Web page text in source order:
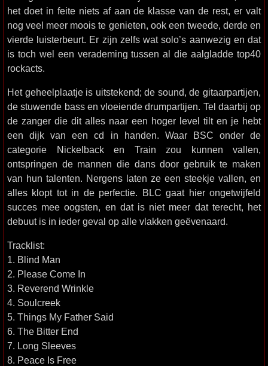
het doet in feite niets af aan de klasse van de rest, er valt
nog veel meer moois te genieten, ook een tweede, derde en
vierde luisterbeurt. Er zijn zelfs wat solo’s aanwezig en dat
is toch wel een verademing tussen al die aalgladde top40
rockacts.
Het geheelplaatje is uitstekend; de sound, de gitaarpartijen,
de stuwende bass en vloeiende drumpartijen. Tel daarbij op
de zanger die dit alles naar een hoger level tilt en je hebt
een dijk van een cd in handen. Waar BSC onder de
categorie Nickelback en Train zou kunnen vallen,
ontspringen de mannen die dans door gebruik te maken
van hun talenten. Nergens laten ze een steekje vallen, en
alles klopt tot in de perfectie. BLC gaat hier ongetwijfeld
succes mee oogsten, en dat is niet meer dat terecht, het
debuut is in ieder geval op alle vlakken geëvenaard.
Tracklist:
1. Blind Man
2. Please Come In
3. Reverend Wrinkle
4. Soulcreek
5. Things My Father Said
6. The Bitter End
7. Long Sleeves
8. Peace Is Free